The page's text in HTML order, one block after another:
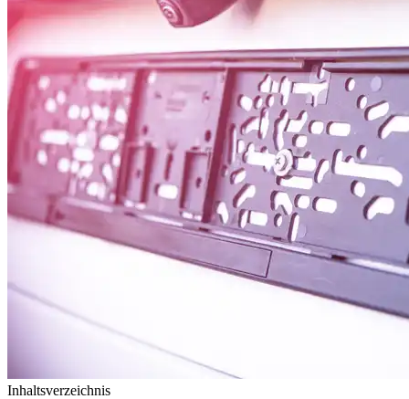
Inhaltsverzeichnis